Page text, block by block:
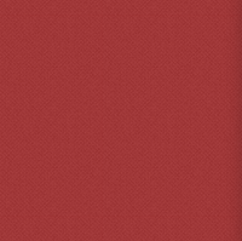
64 Et Autres